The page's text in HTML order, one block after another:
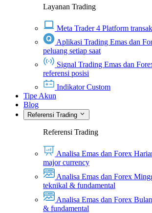
Layanan Trading
Meta Trader 4 Platform
Aplikasi Trading Emas dan
peluang setiap saat
Signal Trading Emas dan
referensi posisi
Indikator Custom
Tipe Akun
Blog
Referensi Trading
Referensi Trading
Analisa Emas dan Forex
major currency
Analisa Emas dan Forex
teknikal & fundamental
Analisa Emas dan Forex
& fundamental